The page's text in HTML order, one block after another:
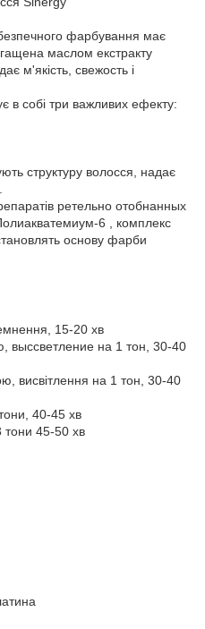
фарбування має
маслом екстракту
м'якість, свежость і
в собі три важливих ефекту:
структуру волосся, надає
ретельно отобнанных
6 , комплекс
основу фарби
15-20 хв
выссветление на 1 тон, 30-40
висвітлення на 1 тон, 30-40
40-45 хв
тони 45-50 хв